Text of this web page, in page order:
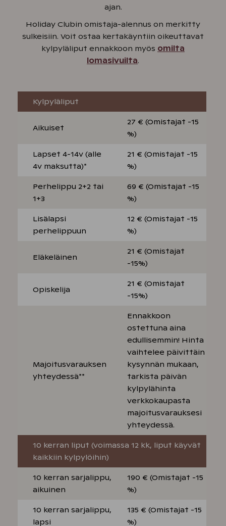
ajan.
Holiday Clubin omistaja-alennus on merkitty
sulkeisiin. Voit ostaa kertakäyntiin oikeuttavat
kylpyläliput ennakkoon myös omilta
lomasivuilta.
Kylpyläliput
Aikuiset
27 € (Omistajat -15
%)
Lapset 4-14v (alle
4v maksutta)*
21 € (Omistajat -15
%)
Perhelippu 2+2 tai
1+3
69 € (Omistajat -15
%)
Lisälapsi
perhelippuun
12 € (Omistajat -15
%)
Eläkeläinen
21 € (Omistajat
-15%)
Opiskelija
21 € (Omistajat
-15%)
Majoitusvarauksen
yhteydessä**
Ennakkoon
ostettuna aina
edullisemmin! Hinta
vaihtelee päivittäin
kysynnän mukaan,
tarkista päivän
kylpylähinta
verkkokaupasta
majoitusvarauksesi
yhteydessä.
10 kerran liput (voimassa 12 kk, liput käyvät
kaikkiin kylpylöihin)
10 kerran sarjalippu,
aikuinen
190 € (Omistajat -15
%)
10 kerran sarjalippu,
lapsi
135 € (Omistajat -15
%)